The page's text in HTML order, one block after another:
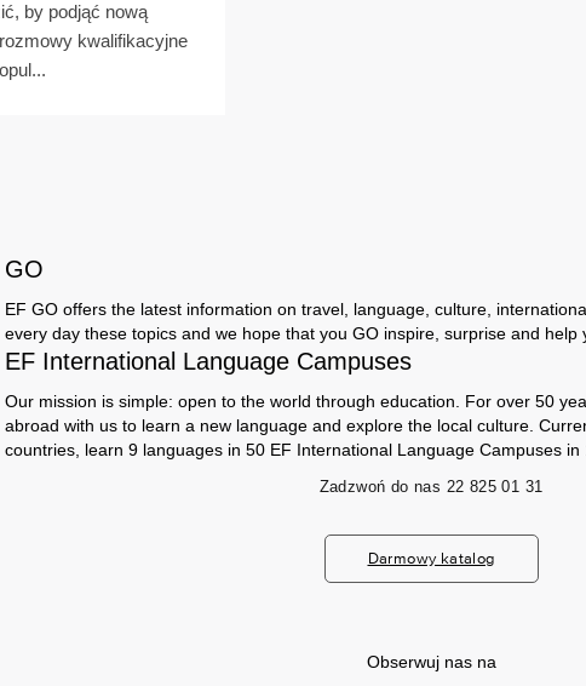
by podjąć nową
kwalifikacyjne
GO
EF GO offers the latest information on travel, language, culture,
every day these topics and we hope that you GO inspire, surprise and help
EF International Language Campuses
Our mission is simple: open to the world through education. For over 50
abroad with us to learn a new language and explore the local culture.
countries, learn 9 languages ​​in 50 EF International Language Campuses in
Zadzwoń do nas 22 825 01 31
Darmowy katalog
Obserwuj nas na